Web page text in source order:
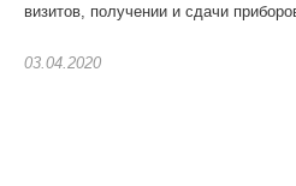
визитов, получении и сдачи
03.04.2020